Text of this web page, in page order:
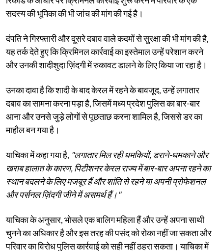
सदस्य की भूमिका की भी जांच की मांग की गई है।
दंपति ने गिरफ्तारी और दूसरे दबाव वाले कदमों से सुरक्षा की भी मांग की है,
यह तर्क देते हुए कि क्रिमिनल कार्रवाई का इस्तेमाल उन्हें परेशान करने
और उनकी शादीशुदा ज़िंदगी में रुकावट डालने के लिए किया जा रहा है।
उनका दावा है कि शादी के बाद केरल में रहने के बावजूद, उन्हें लगातार
दबाव का सामना करना पड़ा है, जिसमें मध्य प्रदेश पुलिस का बार-बार
आना और उनसे जुड़े लोगों से पूछताछ करना शामिल है, जिससे डर का
माहौल बन गया है।
याचिका में कहा गया है, "लगातार मिल रही धमकियों, डराने-धमकाने और
खराब हालात के कारण, पिटीशनर केरल राज्य में बार-बार अपना रहने का
स्थान बदलने के लिए मजबूर हैं और शांति से रहने या अपनी प्रोफेशनल
और पर्सनल ज़िंदगी जीने में असमर्थ हैं।"
याचिका के अनुसार, भोसले एक बालिग महिला हैं और उन्हें अपना साथी
चुनने का अधिकार है और इस तरह की पसंद को रोका नहीं जा सकता और
परिवार का विरोध पुलिस कार्रवाई को सही नहीं ठहरा सकता। याचिका में